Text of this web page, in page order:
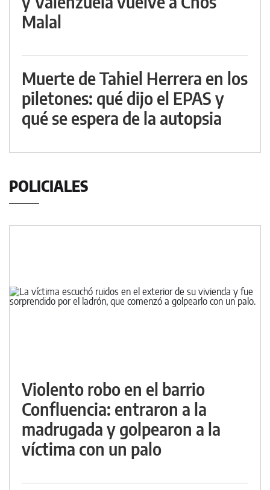
Malal
Muerte de Tahiel Herrera en los
piletones: qué dijo el EPAS y
qué se espera de la autopsia
POLICIALES
Violento robo en el barrio
Confluencia: entraron a la
madrugada y golpearon a la
víctima con un palo